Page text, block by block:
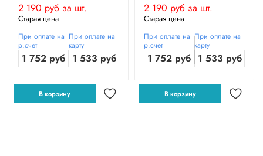
2 190 руб за шт.
Старая цена
При оплате на
р.счет
1 752 руб
При оплате на
карту
1 533 руб
В корзину
2 190 руб за шт.
Старая цена
При оплате на
р.счет
1 752 руб
При оплате на
карту
1 533 руб
В корзину